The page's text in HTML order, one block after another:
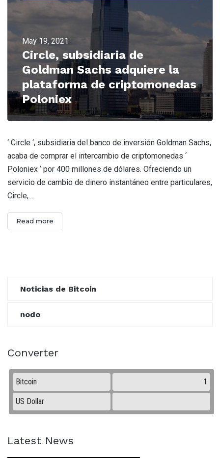
May 19, 2021
Circle, subsidiaria de
Goldman Sachs adquiere la
plataforma de criptomonedas
Poloniex
‘ Circle ‘, subsidiaria del banco de inversión Goldman Sachs,
acaba de comprar el intercambio de criptomonedas ‘
Poloniex ‘ por 400 millones de dólares. Ofreciendo un
servicio de cambio de dinero instantáneo entre particulares,
Circle,…
Read more
Noticias de Bitcoin
nodo
Converter
Latest News